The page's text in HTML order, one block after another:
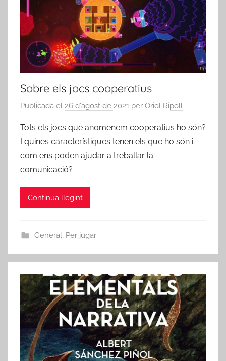
Sobre els jocs cooperatius
Publicada el 26 d'agost de 2021 per Oriol Ripoll
Tots els jocs que anomenem cooperatius ho són?
I quines característiques tenen els que ho són i
com ens poden ajudar a treballar la
comunicació?
Continua llegint
General, Per jugar